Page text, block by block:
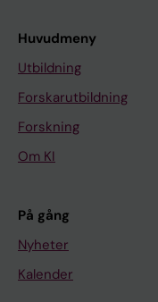
Huvudmeny
Utbildning
Forskarutbildning
Forskning
Om KI
På gång
Nyheter
Kalender